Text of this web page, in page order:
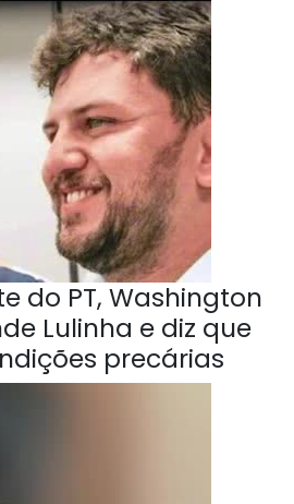
do PT, Washington
Lulinha e diz que
precárias